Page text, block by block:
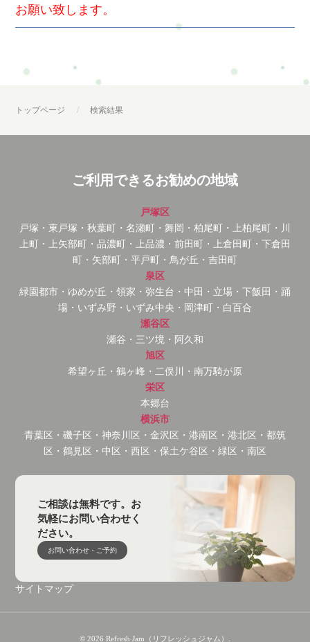
お願い致します。
トップページ 検索結果
ご利用できるお勧めの地域
戸塚区
戸塚・東戸塚・秋葉町・名瀬町・舞岡・柏尾町・上柏尾町・川
上町・上矢部町・品濃町・上品濃・前田町・上倉田町・下倉田
町・矢部町・平戸町・鳥が丘・吉田町
泉区
緑園都市・ゆめが丘・領家・弥生台・中田・立場・下飯田・踊
場・いずみ野・いずみ中央・岡津町・白百合
瀬谷区
瀬谷・三ツ境・阿久和
旭区
希望ヶ丘・鶴ヶ峰・二俣川・南万騎が原
栄区
本郷台
横浜市
青葉区・磯子区・神奈川区・金沢区・港南区・港北区・都筑
区・鶴見区・中区・西区・保土ケ谷区・緑区・南区
ご相談は無料です。お
気軽にお問い合わせく
ださい。
お問い合わせ・ご予約
サイトマップ
© 2026 Refresh Jam（リフレッシュジャム）.